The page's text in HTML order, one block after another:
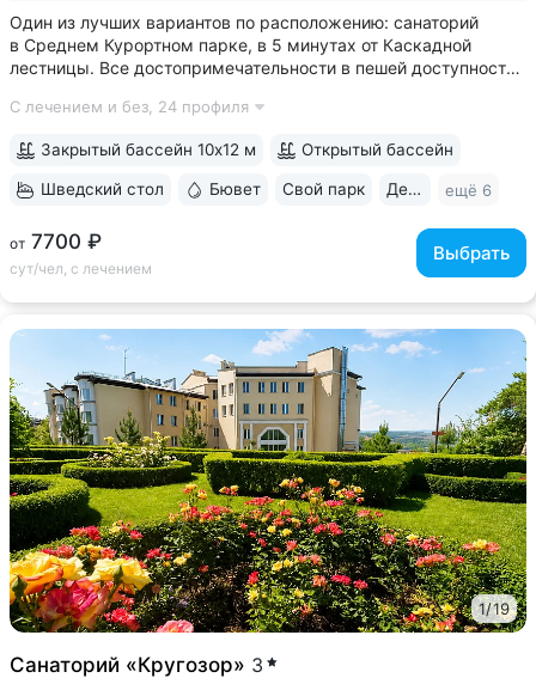
Один из лучших вариантов по расположению: санаторий
в Среднем Курортном парке, в 5 минутах от Каскадной
лестницы. Все достопримечательности в пешей доступности
переходит в Курортный парк, к терренкурам № 3 и № 2Б •
С лечением и без, 24 профиля
от 7700 ₽
сут/чел, с лечением
Выбрать
Закрытый бассейн 10х12 м Открытый бассейн
Шведский стол Бювет Свой парк Дети с 2 лет ещё 6
1/19
Санаторий «Кругозор» 3